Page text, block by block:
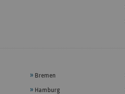
Bremen
Hamburg